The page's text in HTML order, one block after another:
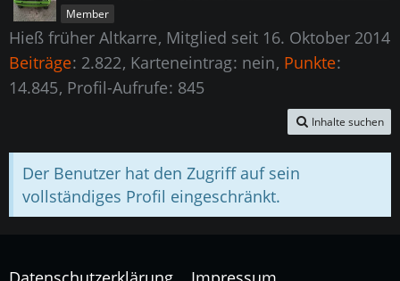
Member
Hieß früher Altkarre Mitglied seit 16. Oktober 2014
Beiträge 2.822 Karteneintrag nein Punkte
14.845 Profil-Aufrufe 845
Inhalte suchen
Der Benutzer hat den Zugriff auf sein
vollständiges Profil eingeschränkt.